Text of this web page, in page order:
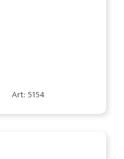
Art: 5154